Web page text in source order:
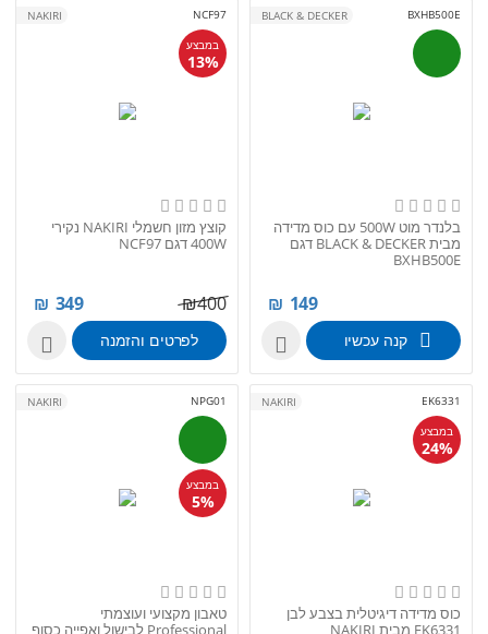
BXHB500E
BLACK & DECKER
בלנדר מוט 500W עם כוס מדידה
מבית BLACK & DECKER דגם
BXHB500E
149
₪
קנה עכשיו 
NCF97
במבצע
13%
NAKIRI
קוצץ מזון חשמלי NAKIRI נקירי
400W דגם NCF97
400
₪
349
₪
לפרטים והזמנה 
EK6331
במבצע
24%
NAKIRI
כוס מדידה דיגיטלית בצבע לבן
EK6331 מבית NAKIRI
NPG01
במבצע
5%
NAKIRI
טאבון מקצועי ועוצמתי
Professional לבישול ואפייה כסוף